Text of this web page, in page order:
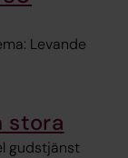
Levande
stora
gudstjänst